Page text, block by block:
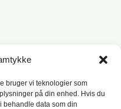
bruger vi teknologier som
på din enhed. Hvis du
behandle data som din